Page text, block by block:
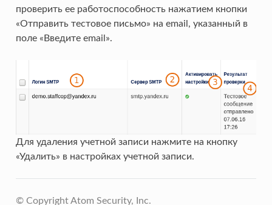
проверить ее работоспособность нажатием кнопки
«Отправить тестовое письмо» на email, указанный в
поле «Введите email».
Для удаления учетной записи нажмите на кнопку
«Удалить» в настройках учетной записи.
© Copyright Atom Security, Inc.